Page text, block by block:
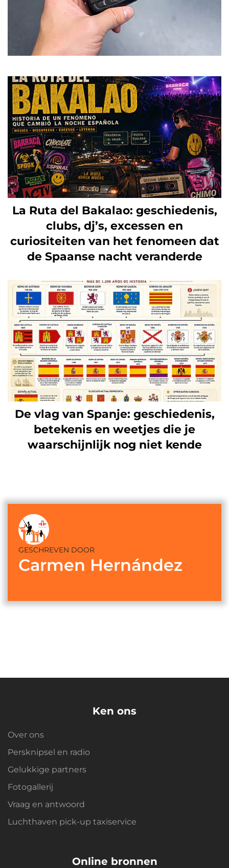
La Ruta del Bakalao: geschiedenis,
clubs, dj’s, excessen en
curiositeiten van het fenomeen dat
de Spaanse nacht veranderde
De vlag van Spanje: geschiedenis,
betekenis en weetjes die je
waarschijnlijk nog niet kende
GESCHREVEN DOOR
Carmen Hernández
Ken ons
Over ons
Persknipsel en radio
Gelukkige partners
Fotogallerij
Vraag en antwoord
Luchthaven pick-up taxiservice
Online bronnen